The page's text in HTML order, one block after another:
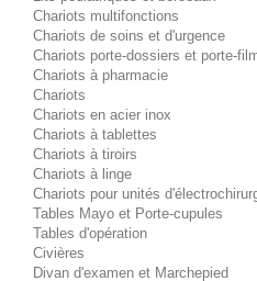
Chariots multifonctions
Chariots de soins et d'urgence
Chariots porte-dossiers et porte-
Chariots à pharmacie
Chariots
Chariots en acier inox
Chariots à tablettes
Chariots à tiroirs
Chariots à linge
Chariots pour unités
Tables Mayo et Porte-cupules
Tables d'opération
Civières
Divan d'examen et Marchepied